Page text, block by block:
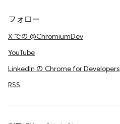
フォロー
X での @ChromiumDev
YouTube
LinkedIn の Chrome for Developers
RSS